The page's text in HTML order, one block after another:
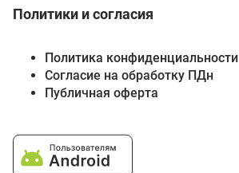
Политики и согласия
Политика конфиденциальности
Согласие на обработку ПДн
Публичная оферта